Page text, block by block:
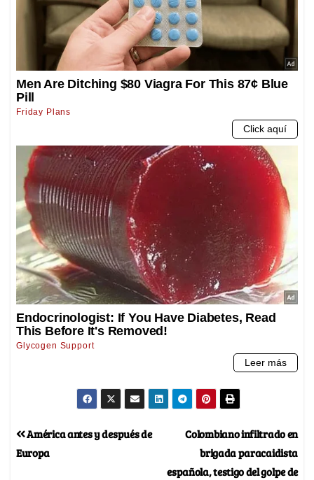
Colombiano infiltrado en
brigada paracaidista
española, testigo del golpe de
América antes y después de
Europa